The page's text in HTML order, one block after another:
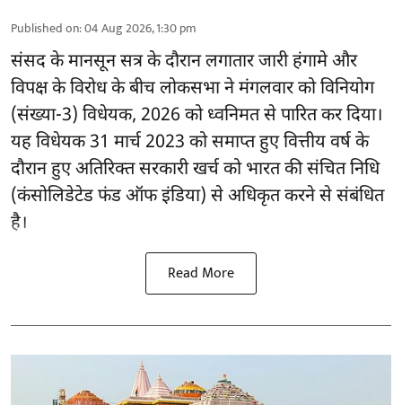
Published on:04 Aug 2026, 1:30 pm
संसद के मानसून सत्र के दौरान लगातार जारी हंगामे और
विपक्ष के विरोध के बीच लोकसभा ने मंगलवार को विनियोग
(संख्या-3) विधेयक, 2026 को ध्वनिमत से पारित कर दिया।
यह विधेयक 31 मार्च 2023 को समाप्त हुए वित्तीय वर्ष के
दौरान हुए अतिरिक्त सरकारी खर्च को भारत की संचित निधि
(कंसोलिडेटेड फंड ऑफ इंडिया) से अधिकृत करने से संबंधित
है।
Read More